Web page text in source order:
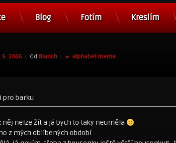
Blog Fotím Kreslím
6. 2006 Od Blanch Kategorie:
► alphabet meme
pro barku
něj nelze žít a já bych to taky neuměla
z mých oblíbených období